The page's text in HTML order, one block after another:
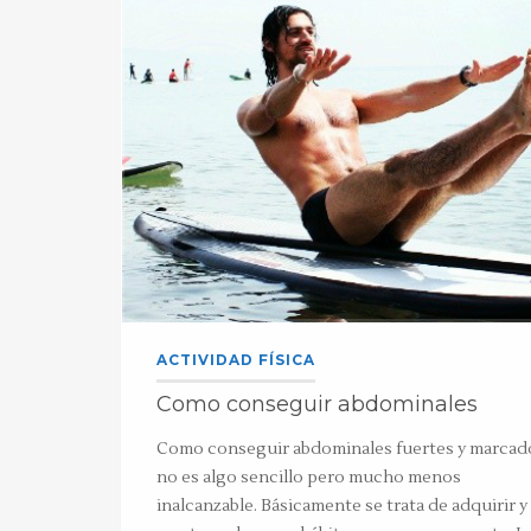
ACTIVIDAD FÍSICA
Como conseguir abdominales
Como conseguir abdominales fuertes y
no es algo sencillo pero mucho menos
inalcanzable. Básicamente se trata de adquirir y